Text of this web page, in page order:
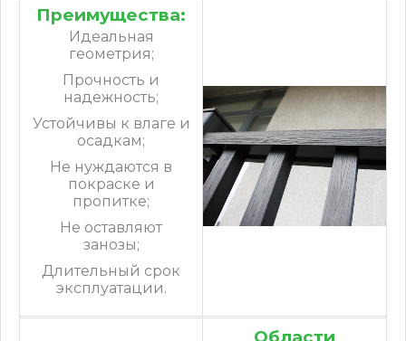
Преимущества:
Идеальная
геометрия;
Прочность и
надежность;
Устойчивы к влаге и
осадкам;
Не нуждаются в
покраске и
пропитке;
Не оставляют
занозы;
Длительный срок
эксплуатации.
Области